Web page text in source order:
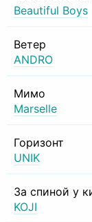
Beautiful Boys
Ветер
ANDRO
Мимо
Marselle
Горизонт
UNIK
За спиной у
KOJI